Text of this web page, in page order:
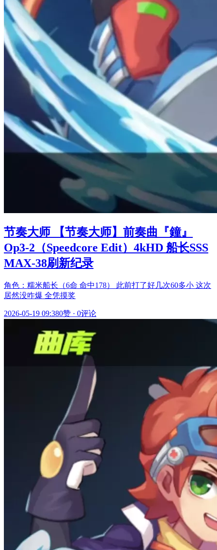
节奏大师 【节奏大师】前奏曲『鐘』
Op3-2（Speedcore Edit）4kHD 船长SSS
MAX-38刷新纪录
角色：糯米船长（6命 命中178） 此前打了好几次60多小 这次
居然没咋爆 全凭摸奖
2026-05-19 09:380赞 · 0评论